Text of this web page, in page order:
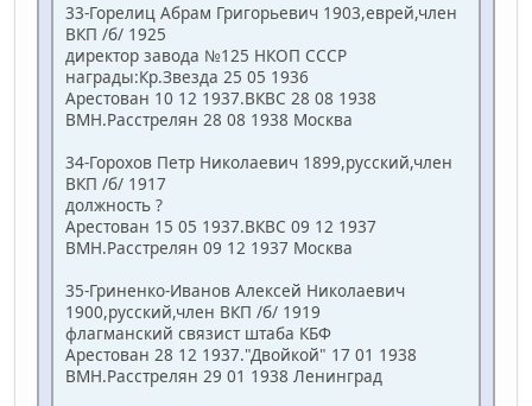
33-Горелиц Абрам Григорьевич 1903,еврей,член
ВКП /б/ 1925
директор завода №125 НКОП СССР
награды:Кр.Звезда 25 05 1936
Арестован 10 12 1937.ВКВС 28 08 1938
ВМН.Расстрелян 28 08 1938 Москва
34-Горохов Петр Николаевич 1899,русский,член
ВКП /б/ 1917
должность ?
Арестован 15 05 1937.ВКВС 09 12 1937
ВМН.Расстрелян 09 12 1937 Москва
35-Гриненко-Иванов Алексей Николаевич
1900,русский,член ВКП /б/ 1919
флагманский связист штаба КБФ
Арестован 28 12 1937."Двойкой" 17 01 1938
ВМН.Расстрелян 29 01 1938 Ленинград